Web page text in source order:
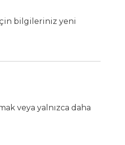
bilgileriniz yeni
veya yalnızca daha